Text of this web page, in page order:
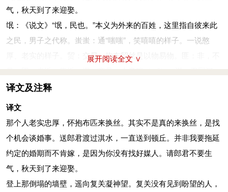
气，秋天到了来迎娶。
氓：《说文》“氓，民也。”本义为外来的百姓，这里指自彼来此
之民，男子之代称。蚩蚩：通“嗤嗤”，笑嘻嘻的样子。一说憨
厚、老实的样子。贸：交易。抱布贸丝是以物易物。匪：非，不
名。今河南淇河。顿丘：地名。今河南清丰。丘：古读如“欺”。
展开阅读全文 ∨
译文及注释
译文
那个人老实忠厚，怀抱布匹来换丝。其实不是真的来换丝，是找
个机会谈婚事。送郎君渡过淇水，一直送到顿丘。并非我要拖延
约定的婚期而不肯嫁，是因为你没有找好媒人。请郎君不要生
气，秋天到了来迎娶。
登上那倒塌的墙壁，遥向复关凝神望。复关没有见到盼望的人，